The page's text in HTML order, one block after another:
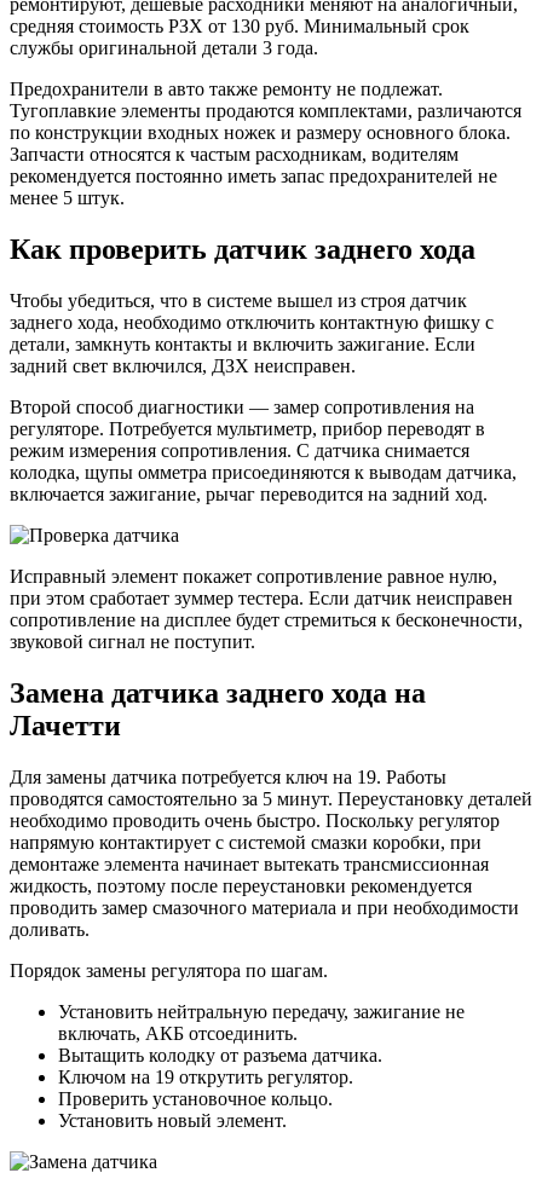
ремонтируют, дешевые расходники меняют на аналогичный,
средняя стоимость РЗХ от 130 руб. Минимальный срок
службы оригинальной детали 3 года.
Предохранители в авто также ремонту не подлежат.
Тугоплавкие элементы продаются комплектами, различаются
по конструкции входных ножек и размеру основного блока.
Запчасти относятся к частым расходникам, водителям
рекомендуется постоянно иметь запас предохранителей не
менее 5 штук.
Как проверить датчик заднего хода
Чтобы убедиться, что в системе вышел из строя датчик
заднего хода, необходимо отключить контактную фишку с
детали, замкнуть контакты и включить зажигание. Если
задний свет включился, ДЗХ неисправен.
Второй способ диагностики — замер сопротивления на
регуляторе. Потребуется мультиметр, прибор переводят в
режим измерения сопротивления. С датчика снимается
колодка, щупы омметра присоединяются к выводам датчика,
включается зажигание, рычаг переводится на задний ход.
Исправный элемент покажет сопротивление равное нулю,
при этом сработает зуммер тестера. Если датчик неисправен
сопротивление на дисплее будет стремиться к бесконечности,
звуковой сигнал не поступит.
Замена датчика заднего хода на
Лачетти
Для замены датчика потребуется ключ на 19. Работы
проводятся самостоятельно за 5 минут. Переустановку деталей
необходимо проводить очень быстро. Поскольку регулятор
напрямую контактирует с системой смазки коробки, при
демонтаже элемента начинает вытекать трансмиссионная
жидкость, поэтому после переустановки рекомендуется
проводить замер смазочного материала и при необходимости
доливать.
Порядок замены регулятора по шагам.
Установить нейтральную передачу, зажигание не
включать, АКБ отсоединить.
Вытащить колодку от разъема датчика.
Ключом на 19 открутить регулятор.
Проверить установочное кольцо.
Установить новый элемент.